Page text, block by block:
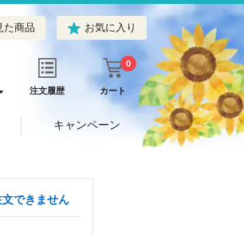
た商品 お気に入り
注文履歴 カート
0
キャンペーン
できません